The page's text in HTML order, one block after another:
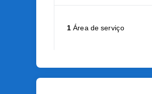
1 Área de serviço